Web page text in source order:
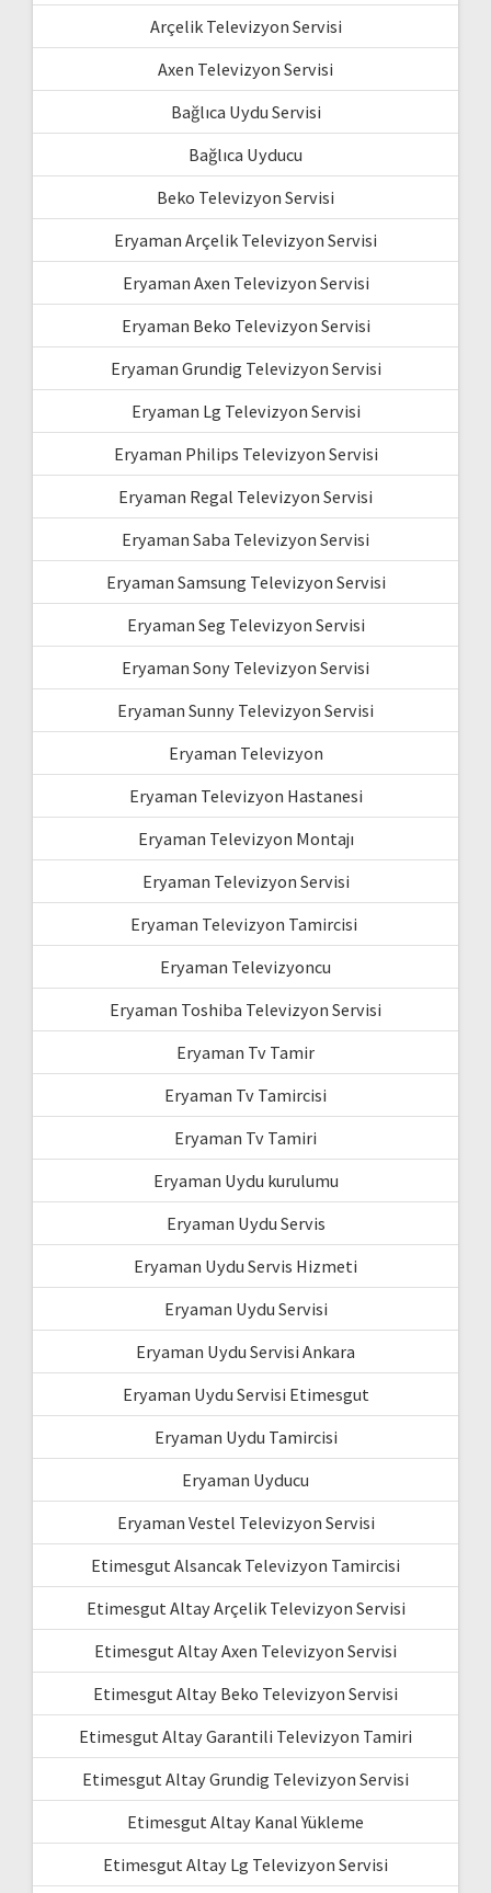
Arçelik Televizyon Servisi
Axen Televizyon Servisi
Bağlıca Uydu Servisi
Bağlıca Uyducu
Beko Televizyon Servisi
Eryaman Arçelik Televizyon Servisi
Eryaman Axen Televizyon Servisi
Eryaman Beko Televizyon Servisi
Eryaman Grundig Televizyon Servisi
Eryaman Lg Televizyon Servisi
Eryaman Philips Televizyon Servisi
Eryaman Regal Televizyon Servisi
Eryaman Saba Televizyon Servisi
Eryaman Samsung Televizyon Servisi
Eryaman Seg Televizyon Servisi
Eryaman Sony Televizyon Servisi
Eryaman Sunny Televizyon Servisi
Eryaman Televizyon
Eryaman Televizyon Hastanesi
Eryaman Televizyon Montajı
Eryaman Televizyon Servisi
Eryaman Televizyon Tamircisi
Eryaman Televizyoncu
Eryaman Toshiba Televizyon Servisi
Eryaman Tv Tamir
Eryaman Tv Tamircisi
Eryaman Tv Tamiri
Eryaman Uydu kurulumu
Eryaman Uydu Servis
Eryaman Uydu Servis Hizmeti
Eryaman Uydu Servisi
Eryaman Uydu Servisi Ankara
Eryaman Uydu Servisi Etimesgut
Eryaman Uydu Tamircisi
Eryaman Uyducu
Eryaman Vestel Televizyon Servisi
Etimesgut Alsancak Televizyon Tamircisi
Etimesgut Altay Arçelik Televizyon Servisi
Etimesgut Altay Axen Televizyon Servisi
Etimesgut Altay Beko Televizyon Servisi
Etimesgut Altay Garantili Televizyon Tamiri
Etimesgut Altay Grundig Televizyon Servisi
Etimesgut Altay Kanal Yükleme
Etimesgut Altay Lg Televizyon Servisi